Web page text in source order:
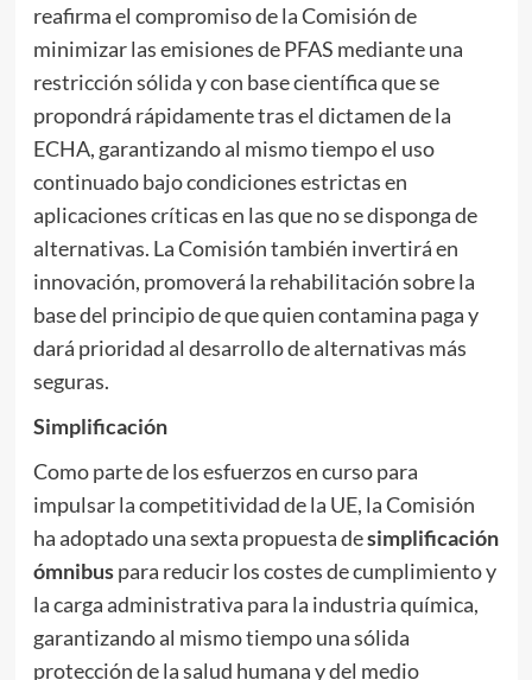
reafirma el compromiso de la Comisión de
minimizar las emisiones de PFAS mediante una
restricción sólida y con base científica que se
propondrá rápidamente tras el dictamen de la
ECHA, garantizando al mismo tiempo el uso
continuado bajo condiciones estrictas en
aplicaciones críticas en las que no se disponga de
alternativas. La Comisión también invertirá en
innovación, promoverá la rehabilitación sobre la
base del principio de que quien contamina paga y
dará prioridad al desarrollo de alternativas más
seguras.
Simplificación
Como parte de los esfuerzos en curso para
impulsar la competitividad de la UE, la Comisión
ha adoptado una sexta propuesta desimplificación
ómnibuspara reducir los costes de cumplimiento y
la carga administrativa para la industria química,
garantizando al mismo tiempo una sólida
protección de la salud humana y del medio